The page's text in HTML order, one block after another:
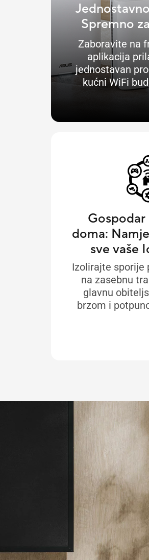
Spremno
Zaboravite na
aplikacija
jednostavan
kućni WiFi
doma:
sve vaše
Izolirajte sporije
na zasebnu
glavnu
brzom i